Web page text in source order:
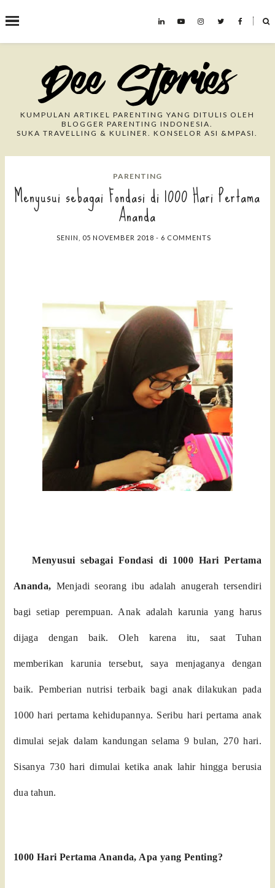
˟
Search This Blog
KUMPULAN ARTIKEL PARENTING YANG DITULIS OLEH
BLOGGER PARENTING INDONESIA.
SUKA TRAVELLING & KULINER. KONSELOR ASI &MPASI.
PARENTING
Menyusui sebagai Fondasi di 1000 Hari Pertama
Ananda
SENIN, 05 NOVEMBER 2018- 6 COMMENTS
Menyusui sebagai Fondasi di 1000 Hari Pertama
Ananda, Menjadi seorang ibu adalah anugerah tersendiri
bagi setiap perempuan. Anak adalah karunia yang harus
dijaga dengan baik. Oleh karena itu, saat Tuhan
memberikan karunia tersebut, saya menjaganya dengan
baik. Pemberian nutrisi terbaik bagi anak dilakukan pada
1000 hari pertama kehidupannya. Seribu hari pertama anak
dimulai sejak dalam kandungan selama 9 bulan, 270 hari.
Sisanya 730 hari dimulai ketika anak lahir hingga berusia
dua tahun.
1000 Hari Pertama Ananda, Apa yang Penting?